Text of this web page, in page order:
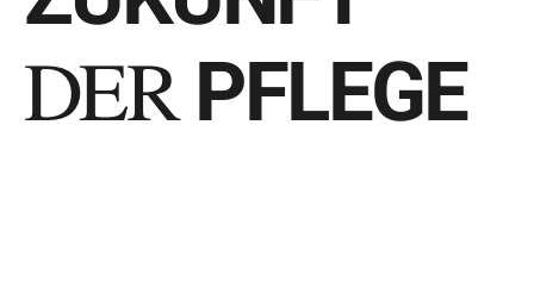
DERPFLEGE